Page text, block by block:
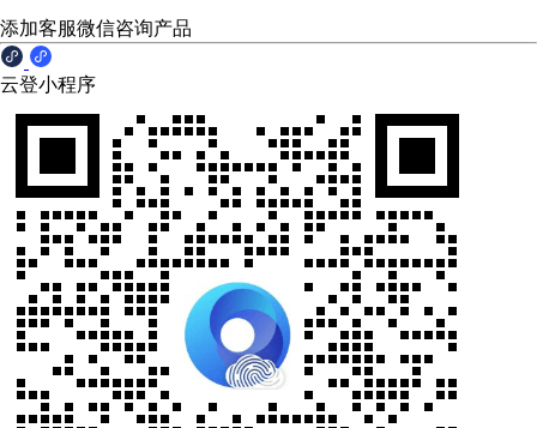
添加客服微信咨询产品
云登小程序